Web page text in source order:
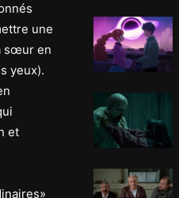
une
sœur en
yeux).
et